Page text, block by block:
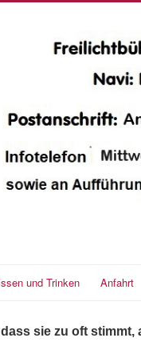
und Trinken Anfahrt
sie zu oft